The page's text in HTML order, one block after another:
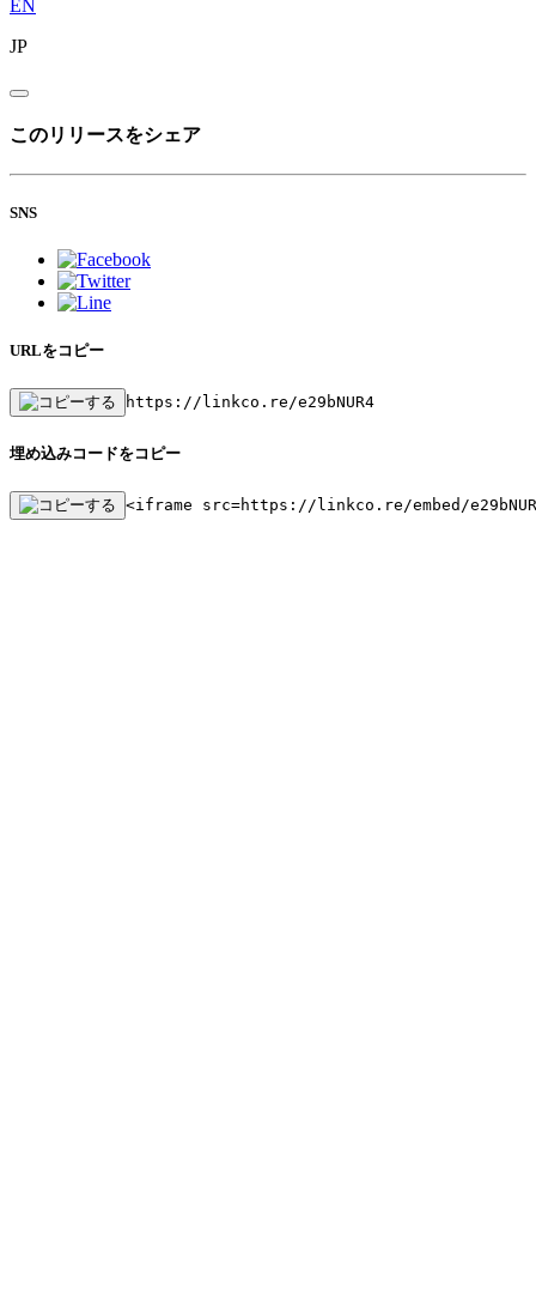
EN
JP
このリリースをシェア
SNS
URLをコピー
https://linkco.re/e29bNUR4
埋め込みコードをコピー
<iframe src=https://linkco.re/embed/